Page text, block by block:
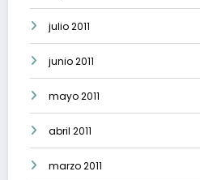
julio 2011
junio 2011
mayo 2011
abril 2011
marzo 2011